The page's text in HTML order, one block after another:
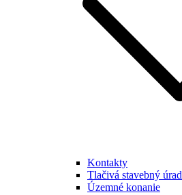
Kontakty
Tlačivá stavebný úrad
Územné konanie